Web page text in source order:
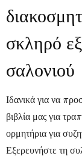
σκληρό
σαλονιού
Ιδανικά για να
βιβλία μας για
ορμητήρια για
Εξερευνήστε τη